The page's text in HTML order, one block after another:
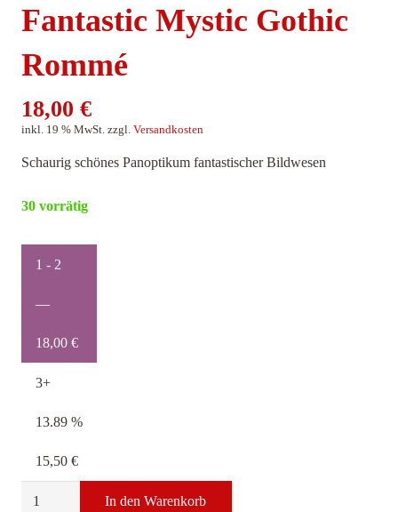
Fantastic Mystic Gothic
Rommé
18,00 €
inkl. 19 % MwSt. zzgl. Versandkosten
Schaurig schönes Panoptikum fantastischer Bildwesen
30 vorrätig
1 - 2
—
18,00 €
3+
13.89 %
15,50 €
In den Warenkorb